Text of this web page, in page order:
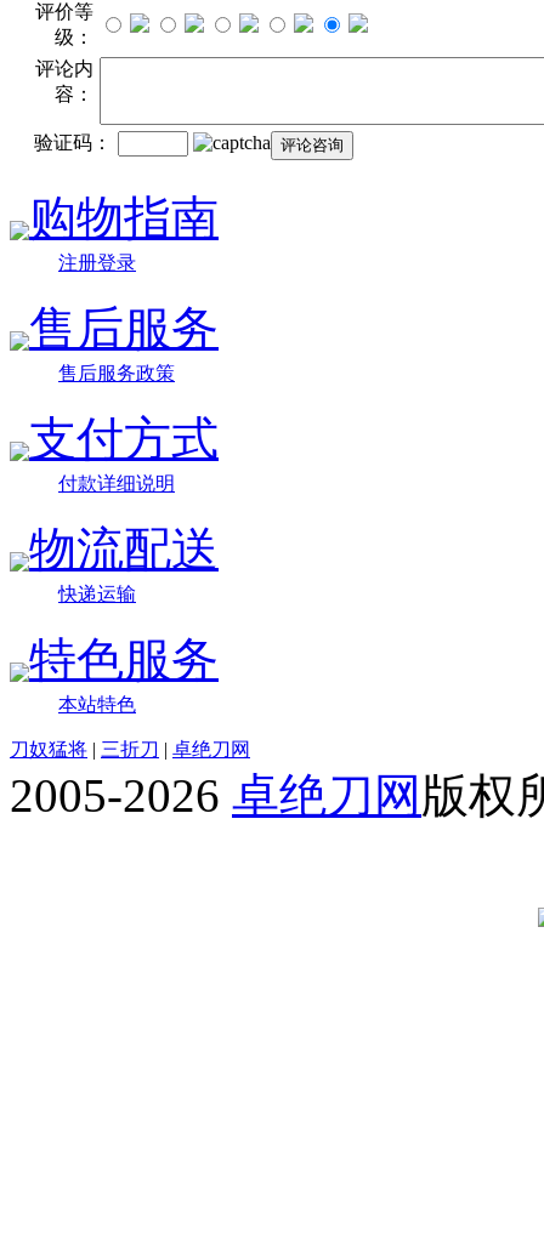
评价等
级：
评论内
容：
验证码：
购物指南
注册登录
售后服务
售后服务政策
支付方式
付款详细说明
物流配送
快递运输
特色服务
本站特色
刀奴猛将 | 三折刀 | 卓绝刀网
2005-2026 卓绝刀网 版权